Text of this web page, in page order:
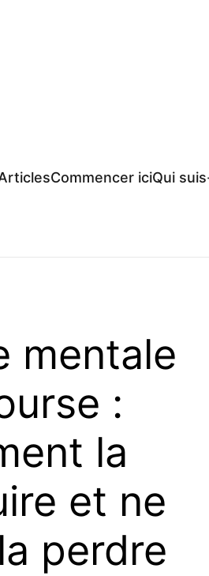
Commencer iciQui
mentale
:
la
et ne
perdre